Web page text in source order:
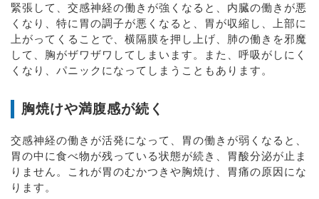
緊張して、交感神経の働きが強くなると、内臓の働きが悪
くなり、特に胃の調子が悪くなると、胃が収縮し、上部に
上がってくることで、横隔膜を押し上げ、肺の働きを邪魔
して、胸がザワザワしてしまいます。また、呼吸がしにく
くなり、パニックになってしまうこともあります。
胸焼けや満腹感が続く
交感神経の働きが活発になって、胃の働きが弱くなると、
胃の中に食べ物が残っている状態が続き、胃酸分泌が止ま
りません。これが胃のむかつきや胸焼け、胃痛の原因にな
ります。